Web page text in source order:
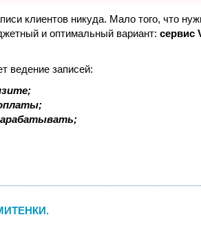
клиентов никуда. Мало того, что
и оптимальный вариант: сервис
ведение записей: